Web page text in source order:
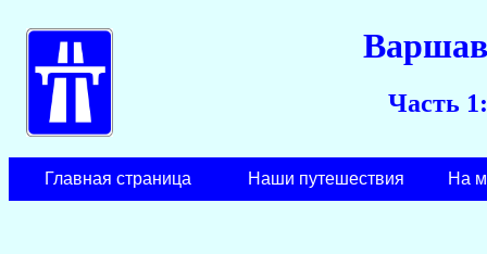
Часть
Главная страница Наши путешествия На